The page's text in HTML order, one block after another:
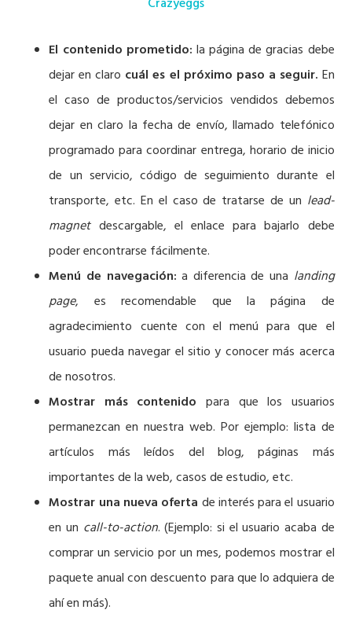
El contenido prometido: la página de gracias debe
dejar en claro cuál es el próximo paso a seguir. En
el caso de productos/servicios vendidos debemos
dejar en claro la fecha de envío, llamado telefónico
programado para coordinar entrega, horario de inicio
de un servicio, código de seguimiento durante el
transporte, etc. En el caso de tratarse de un lead-
magnetdescargable, el enlace para bajarlo debe
poder encontrarse fácilmente.
Menú de navegación:a diferencia de una landing
page, es recomendable que la página de
agradecimiento cuente con el menú para que el
usuario pueda navegar el sitio y conocer más acerca
de nosotros.
Mostrar más contenido para que los usuarios
permanezcan en nuestra web. Por ejemplo: lista de
artículos más leídos del blog, páginas más
importantes de la web, casos de estudio, etc.
Mostrar una nueva oferta de interés para el usuario
en un call-to-action. (Ejemplo: si el usuario acaba de
comprar un servicio por un mes, podemos mostrar el
paquete anual con descuento para que lo adquiera de
ahí en más).